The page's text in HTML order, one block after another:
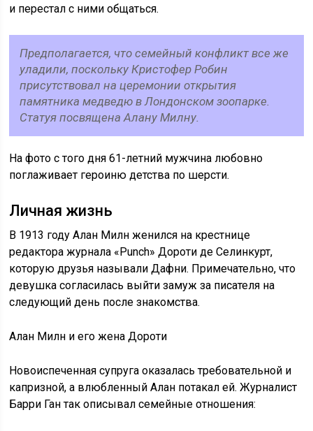
и перестал с ними общаться.
Предполагается, что семейный конфликт все же
уладили, поскольку Кристофер Робин
присутствовал на церемонии открытия
памятника медведю в Лондонском зоопарке.
Статуя посвящена Алану Милну.
На фото с того дня 61-летний мужчина любовно
поглаживает героиню детства по шерсти.
Личная жизнь
В 1913 году Алан Милн женился на крестнице
редактора журнала «Punch» Дороти де Селинкурт,
которую друзья называли Дафни. Примечательно, что
девушка согласилась выйти замуж за писателя на
следующий день после знакомства.
Алан Милн и его жена Дороти
Новоиспеченная супруга оказалась требовательной и
капризной, а влюбленный Алан потакал ей. Журналист
Барри Ган так описывал семейные отношения: